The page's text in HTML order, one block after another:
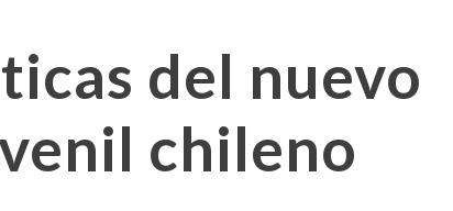
del nuevo
chileno